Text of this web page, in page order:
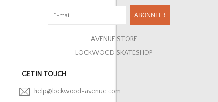
ABONNEER
AVENUE STORE
LOCKWOOD SKATESHOP
GET IN TOUCH
help@lockwood-avenue.com